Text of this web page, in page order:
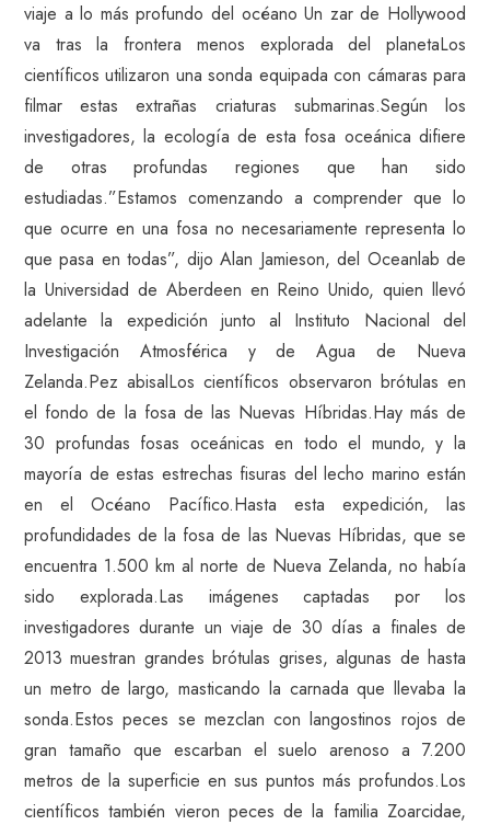
viaje a lo más profundo del océano Un zar de Hollywood
va tras la frontera menos explorada del planetaLos
científicos utilizaron una sonda equipada con cámaras para
filmar estas extrañas criaturas submarinas.Según los
investigadores, la ecología de esta fosa oceánica difiere
de otras profundas regiones que han sido
estudiadas.”Estamos comenzando a comprender que lo
que ocurre en una fosa no necesariamente representa lo
que pasa en todas”, dijo Alan Jamieson, del Oceanlab de
la Universidad de Aberdeen en Reino Unido, quien llevó
adelante la expedición junto al Instituto Nacional del
Investigación Atmosférica y de Agua de Nueva
Zelanda.Pez abisalLos científicos observaron brótulas en
el fondo de la fosa de las Nuevas Híbridas.Hay más de
30 profundas fosas oceánicas en todo el mundo, y la
mayoría de estas estrechas fisuras del lecho marino están
en el Océano Pacífico.Hasta esta expedición, las
profundidades de la fosa de las Nuevas Híbridas, que se
encuentra 1.500 km al norte de Nueva Zelanda, no había
sido explorada.Las imágenes captadas por los
investigadores durante un viaje de 30 días a finales de
2013 muestran grandes brótulas grises, algunas de hasta
un metro de largo, masticando la carnada que llevaba la
sonda.Estos peces se mezclan con langostinos rojos de
gran tamaño que escarban el suelo arenoso a 7.200
metros de la superficie en sus puntos más profundos.Los
científicos también vieron peces de la familia Zoarcidae,